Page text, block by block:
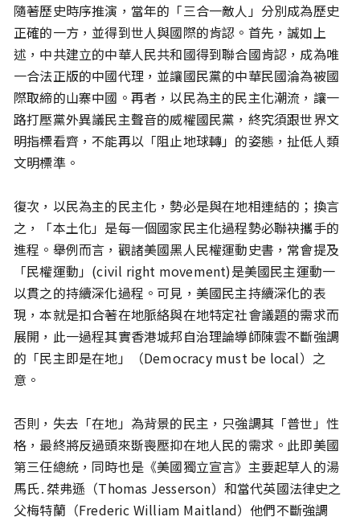
隨著歷史時序推演，當年的「三合一敵人」分別成為歷史
正確的一方，並得到世人與國際的肯認。首先，誠如上
述，中共建立的中華人民共和國得到聯合國肯認，成為唯
一合法正版的中國代理，並讓國民黨的中華民國淪為被國
際取締的山寨中國。再者，以民為主的民主化潮流，讓一
路打壓黨外異議民主聲音的威權國民黨，終究須跟世界文
明指標看齊，不能再以「阻止地球轉」的姿態，扯低人類
文明標準。
復次，以民為主的民主化，勢必是與在地相連結的；換言
之，「本土化」是每一個國家民主化過程勢必聯袂攜手的
進程。舉例而言，觀諸美國黑人民權運動史書，常會提及
「民權運動」(civil right movement)是美國民主運動一
以貫之的持續深化過程。可見，美國民主持續深化的表
現，本就是扣合著在地脈絡與在地特定社會議題的需求而
展開，此一過程其實香港城邦自治理論導師陳雲不斷強調
的「民主即是在地」（Democracy must be local）之
意。
否則，失去「在地」為背景的民主，只強調其「普世」性
格，最終將反過頭來斲喪壓抑在地人民的需求。此即美國
第三任總統，同時也是《美國獨立宣言》主要起草人的湯
馬氏․桀弗遜（Thomas Jesserson）和當代英國法律史之
父梅特蘭（Frederic William Maitland）他們不斷強調